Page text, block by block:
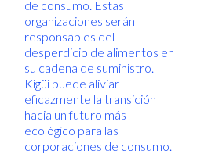
de consumo. Estas
organizaciones serán
responsables del
desperdicio de alimentos en
su cadena de suministro.
Kigüi puede aliviar
eficazmente la transición
hacia un futuro más
ecológico para las
corporaciones de consumo.